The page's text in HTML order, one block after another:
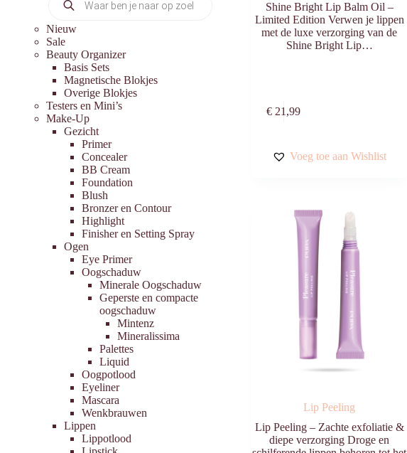
Shine Bright Lip Balm Oil –
Limited Edition Verwen je lippen
met de luxe verzorging van de
Shine Bright Lip…
€ 21,99
Voeg toe aan Wishlist
Lip Peeling
Lip Peeling – Zachte exfoliatie &
diepe verzorging Droge en
zoeken
Nieuw
Sale
Beauty Organizer
Basis Sets
Magnetische Blokjes
Overige Blokjes
Testers en Mini’s
Make-Up
Gezicht
Primer
Concealer
BB Cream
Foundation
Blush
Bronzer en Contour
Highlight
Finisher en Setting Spray
Ogen
Eye Primer
Oogschaduw
Minerale Oogschaduw
Geperste en compacte
oogschaduw
Mintenz
Mineralissima
Palettes
Liquid
Oogpotlood
Eyeliner
Mascara
Wenkbrauwen
Lippen
Lippotlood